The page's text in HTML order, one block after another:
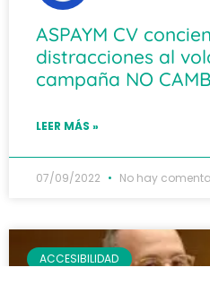
ASPAYM CV
distracciones al
campaña NO
LEER MÁS »
07/09/2022 No hay
ACCESIBILIDAD